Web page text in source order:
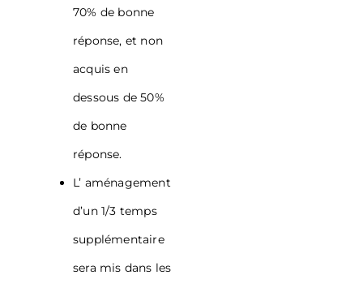
70% de bonne
réponse, et non
acquis en
dessous de 50%
de bonne
réponse.
L’ aménagement
d’un 1/3 temps
supplémentaire
sera mis dans les